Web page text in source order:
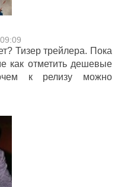
Тизер трейлера. Пока
как отметить дешевые
к релизу можно